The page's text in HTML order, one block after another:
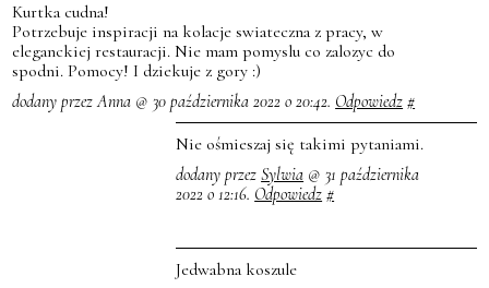
Kurtka cudna!
Potrzebuje inspiracji na kolacje swiateczna z pracy, w
eleganckiej restauracji. Nie mam pomyslu co zalozyc do
spodni. Pomocy! I dziekuje z gory :)
dodany przez Anna @ 30 października 2022 o 20:42. Odpowiedz #
Nie ośmieszaj się takimi pytaniami.
dodany przezSylwia @ 31 października
2022 o 12:16. Odpowiedz #
Jedwabna koszule